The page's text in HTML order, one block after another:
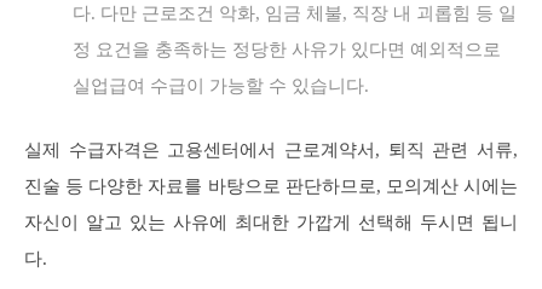
다. 다만 근로조건 악화, 임금 체불, 직장 내 괴롭힘 등 일
정 요건을 충족하는 정당한 사유가 있다면 예외적으로
실업급여 수급이 가능할 수 있습니다.
실제 수급자격은 고용센터에서 근로계약서, 퇴직 관련 서류,
진술 등 다양한 자료를 바탕으로 판단하므로, 모의계산 시에는
자신이 알고 있는 사유에 최대한 가깝게 선택해 두시면 됩니
다.